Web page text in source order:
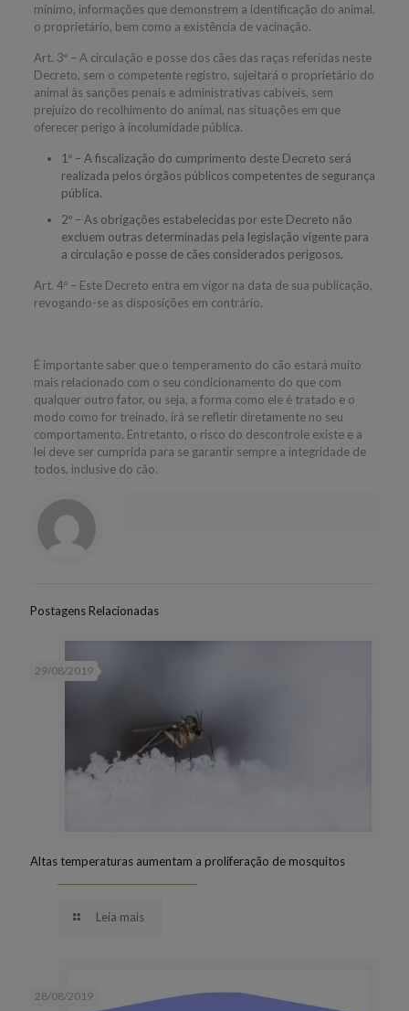
mínimo, informações que demonstrem a identificação do animal,
o proprietário, bem como a existência de vacinação.
Art. 3º – A circulação e posse dos cães das raças referidas neste
Decreto, sem o competente registro, sujeitará o proprietário do
animal às sanções penais e administrativas cabíveis, sem
prejuízo do recolhimento do animal, nas situações em que
oferecer perigo à incolumidade pública.
1º – A fiscalização do cumprimento deste Decreto será
realizada pelos órgãos públicos competentes de segurança
pública.
2º – As obrigações estabelecidas por este Decreto não
excluem outras determinadas pela legislação vigente para
a circulação e posse de cães considerados perigosos.
Art. 4º – Este Decreto entra em vigor na data de sua publicação,
revogando-se as disposições em contrário.
É importante saber que o temperamento do cão estará muito
mais relacionado com o seu condicionamento do que com
qualquer outro fator, ou seja, a forma como ele é tratado e o
modo como for treinado, irá se refletir diretamente no seu
comportamento. Entretanto, o risco do descontrole existe e a
lei deve ser cumprida para se garantir sempre a integridade de
todos, inclusive do cão.
Postagens Relacionadas
29/08/2019
Altas temperaturas aumentam a proliferação de mosquitos
Leia mais
28/08/2019